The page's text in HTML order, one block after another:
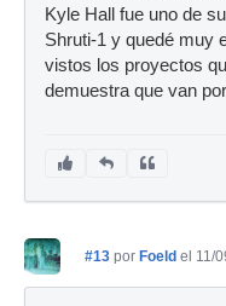
Kyle Hall fue uno de
Shruti-1 y quedé muy
vistos los proyectos
demuestra que van
#13 por Foeld el 11/